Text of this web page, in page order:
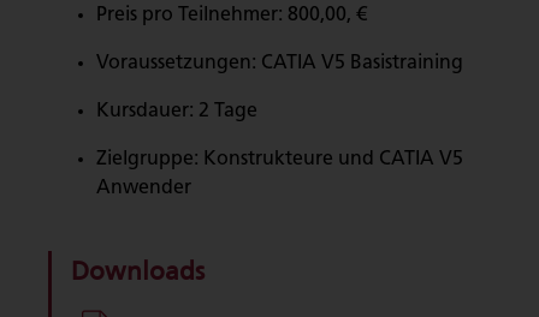
Preis pro Teilnehmer: 800,00, €
Voraussetzungen: CATIA V5 Basistraining
Kursdauer: 2 Tage
Zielgruppe: Konstrukteure und CATIA V5
Anwender
Downloads